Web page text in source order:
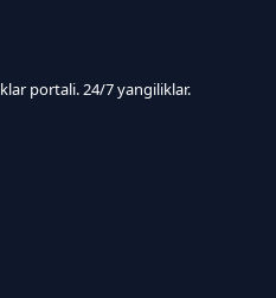
portali. 24/7 yangiliklar.